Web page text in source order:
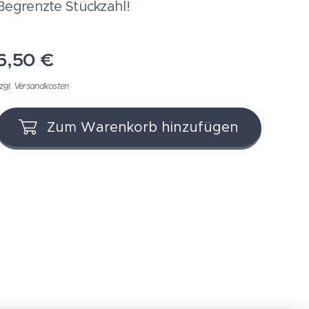
Stückzahl!
€
Versandkosten
Zum Warenkorb hinzufügen